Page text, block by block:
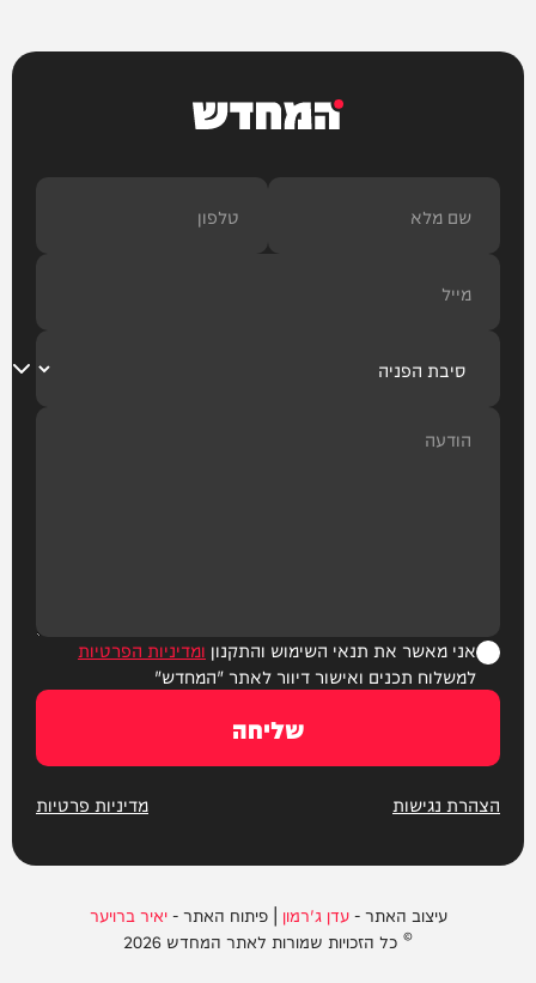
המחדש
אני מאשר את תנאי השימוש והתקנון ומדיניות הפרטיות
למשלוח תכנים ואישור דיוור לאתר "המחדש"
שליחה
הצהרת נגישות מדיניות פרטיות
עיצוב האתר -עדן ג'רמון | פיתוח האתר -יאיר ברויער
© כל הזכויות שמורות לאתר המחדש 2026